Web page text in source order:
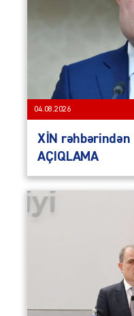
04.08.2026
XİN rəhbərindən
AÇIQLAMA